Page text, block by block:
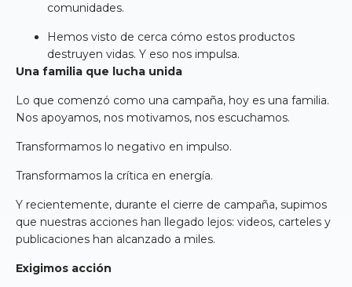
comunidades.
Hemos visto de cerca cómo estos productos
destruyen vidas. Y eso nos impulsa.
Una familia que lucha unida
Lo que comenzó como una campaña, hoy es una familia.
Nos apoyamos, nos motivamos, nos escuchamos.
Transformamos lo negativo en impulso.
Transformamos la crítica en energía.
Y recientemente, durante el cierre de campaña, supimos
que nuestras acciones han llegado lejos: videos, carteles y
publicaciones han alcanzado a miles.
Exigimos acción